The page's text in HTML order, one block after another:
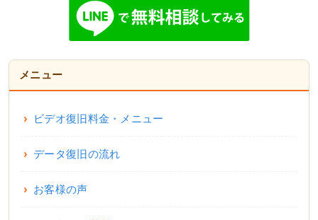
メニュー
ビデオ復旧料金・メニュー
データ復旧の流れ
お客様の声